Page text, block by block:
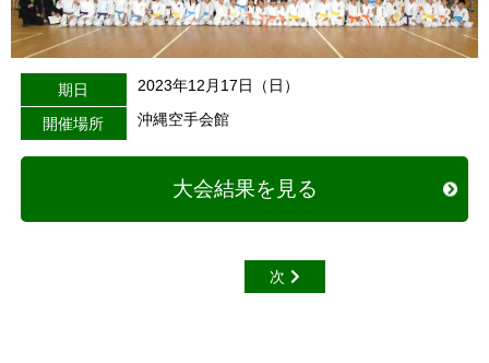
期日 2023年12月17日（日）
開催場所 沖縄空手会館
大会結果を見る
次